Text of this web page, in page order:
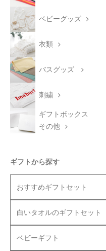
ベビーグッズ
衣類
バスグッズ
刺繍
ギフトボックス
その他
ギフトから探す
おすすめギフトセット
白いタオルのギフトセット
ベビーギフト